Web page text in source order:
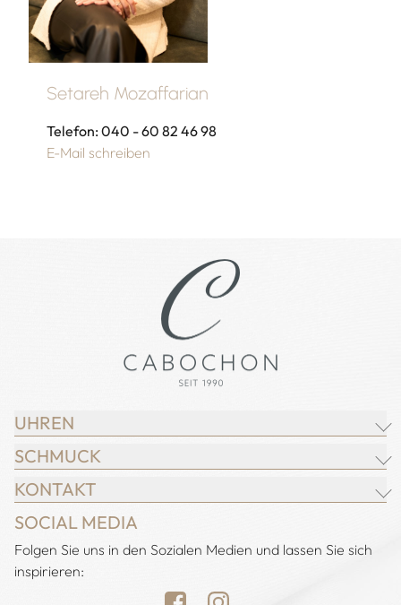
Setareh Mozaffarian
Telefon: 040 - 60 82 46 98
E-Mail schreiben
UHREN
BREITLING
CHOPARD
IWC SCHAFFHAUSEN
JACOB & CO.
LONGINES
SCHMUCK
JUWELIER CABOCHON
CHOPARD
DEMEGLIO
KONTAKT
Adresse:
Juwelier Cabochon
Alstertal EKZ, Heegbarg 31
SOCIAL MEDIA
Folgen Sie uns in den Sozialen Medien und lassen Sie sich
inspirieren: